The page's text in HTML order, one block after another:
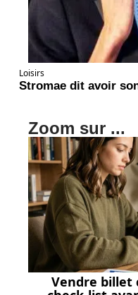
Loisirs
Stromae dit avoir
Zoom sur ...
Vendre billet